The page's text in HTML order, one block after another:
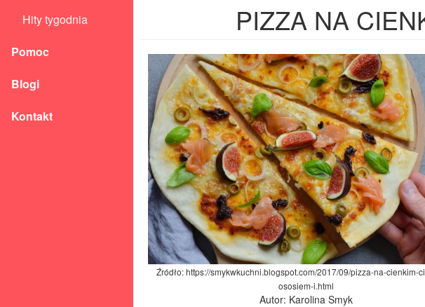
Hity tygodnia
Pomoc
Blogi
Kontakt
PIZZA NA
Źródło: https://smykwkuchni.blogspot.com/2017/09/pizza-na-cienkim-
ososiem-i.html
Autor: Karolina Smyk